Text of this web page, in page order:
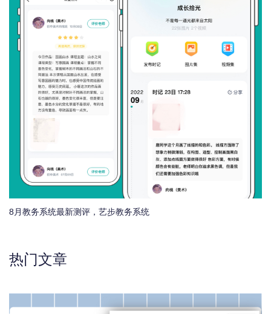
8月教务系统最新测评，艺步教务系统
热门文章